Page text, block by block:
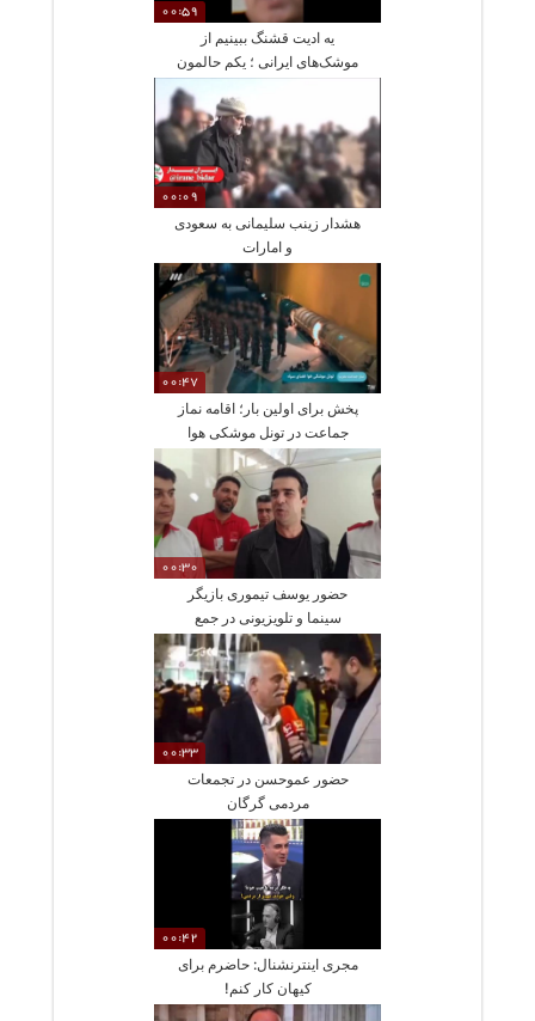
00:59
یه ادیت قشنگ ببینیم از
موشک‌های ایرانی ؛ یکم حالمون
خوب شه
00:09
هشدار زینب سلیمانی به سعودی
و امارات
00:47
پخش برای اولین بار؛ اقامه نماز
جماعت در تونل موشکی هوا
فضای سپاه
00:30
حضور یوسف تیموری بازیگر
سینما و تلویزیونی در جمع
امدادگران هلال احمر
00:33
حضور عموحسن در تجمعات
مردمی گرگان
00:42
مجری اینترنشنال: حاضرم برای
کیهان کار کنم!